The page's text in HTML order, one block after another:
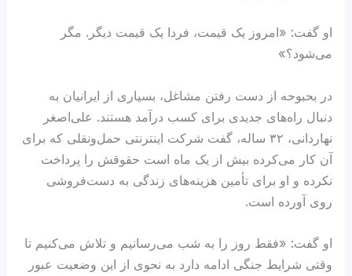
او گفت: «امروز یک قیمت، فردا یک قیمت دیگر. مگر
می‌شود؟»
در بحبوحه از دست رفتن مشاغل، بسیاری از ایرانیان به
دنبال راه‌های جدیدی برای کسب درآمد هستند. علی‌اصغر
نهاردانی، ۳۲ ساله، گفت شرکت اینترنتی حمل‌ونقلی که برای
آن کار می‌کرده بیش از یک ماه است حقوقش را پرداخت
نکرده و او برای تأمین هزینه‌های زندگی به دست‌فروشی
روی آورده است.
او گفت: «فقط روز را به شب می‌رسانیم و تلاش می‌کنیم تا
وقتی شرایط جنگی ادامه دارد به نحوی از این وضعیت عبور